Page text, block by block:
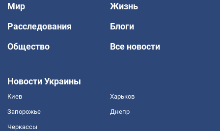
Мир
Жизнь
Расследования
Блоги
Общество
Все новости
Новости Украины
Киев Харьков
Запорожье Днепр
Черкассы